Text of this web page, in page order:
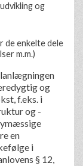
og
de enkelte dele
m.m.)
og
f.eks. i
og -
en
i
§ 12,